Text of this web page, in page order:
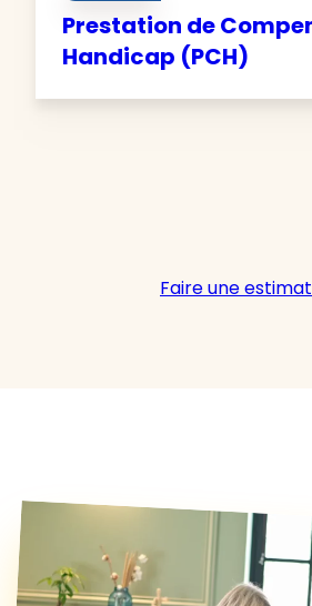
Prestation de
Handicap (PCH)
Faire une